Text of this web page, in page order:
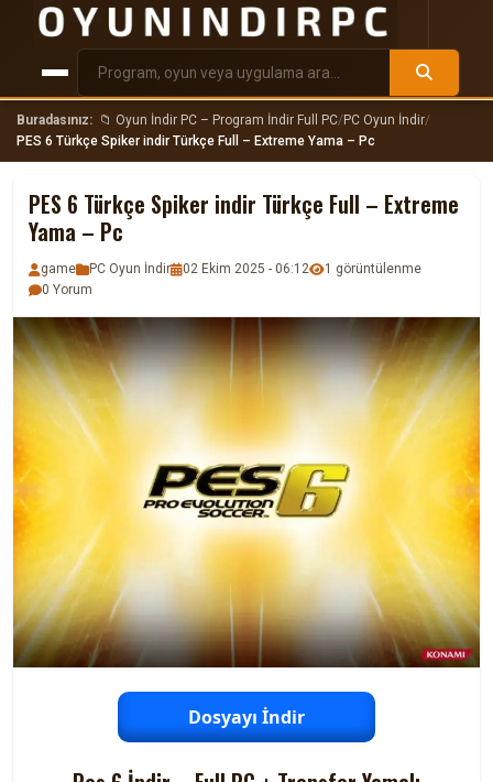
Buradasınız: 📁 Oyun İndir PC – Program İndir Full PC/PC Oyun İndir/
PES 6 Türkçe Spiker indir Türkçe Full – Extreme Yama – Pc
PES 6 Türkçe Spiker indir Türkçe Full – Extreme
Yama – Pc
game PC Oyun İndir 02 Ekim 2025 - 06:12
1 görüntülenme
0 Yorum
Dosyayı İndir